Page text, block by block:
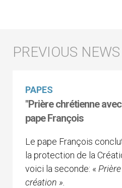
PAPES
"Prière chrétienne
pape François
Le pape François
la protection de la
voici la seconde: «
création ».